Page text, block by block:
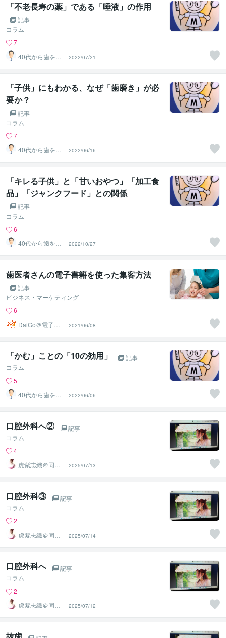
「不老長寿の薬」である「唾液」の作用
記事
コラム
7
40代から歯を失
わない個別相談
します
2022/07/21
「子供」にもわかる、なぜ「歯磨き」が必
要か？
記事
コラム
7
40代から歯を失
わない個別相談
します
2022/06/16
「キレる子供」と「甘いおやつ」「加工食
品」「ジャンクフード」との関係
記事
コラム
6
40代から歯を失
わない個別相談
します
2022/10/27
歯医者さんの電子書籍を使った集客方法
記事
ビジネス・マーケティング
6
DaiGo＠電子書
籍出版プロデュ
ーサー
2021/06/08
「かむ」ことの「10の効用」
記事
コラム
5
40代から歯を失
わない個別相談
します
2022/06/06
口腔外科へ②
記事
コラム
4
虎紫志織＠同じ
目線の『駆け込
み寺』
2025/07/13
口腔外科③
記事
コラム
2
虎紫志織＠同じ
目線の『駆け込
み寺』
2025/07/14
口腔外科へ
記事
コラム
2
虎紫志織＠同じ
目線の『駆け込
み寺』
2025/07/12